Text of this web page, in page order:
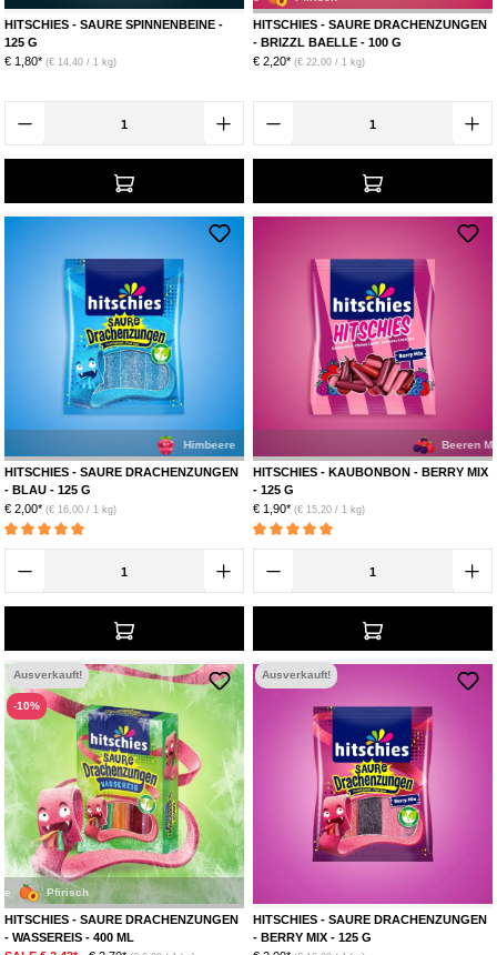
HITSCHIES - SAURE SPINNENBEINE -
125 G
€ 1,80* (€ 14,40 / 1 kg)
HITSCHIES - SAURE DRACHENZUNGEN
- BRIZZL BAELLE - 100 G
€ 2,20* (€ 22,00 / 1 kg)
HITSCHIES - SAURE DRACHENZUNGEN
- BLAU - 125 G
€ 2,00* (€ 16,00 / 1 kg)
Durchschnittliche Bewertung von 5 von 5 Sternen
HITSCHIES - KAUBONBON - BERRY MIX
- 125 G
€ 1,90* (€ 15,20 / 1 kg)
Durchschnittliche Bewertung von 5 von 5
Ausverkauft!
-10%
HITSCHIES - SAURE DRACHENZUNGEN
- WASSEREIS - 400 ML
Ausverkauft!
HITSCHIES - SAURE DRACHENZUNGEN
- BERRY MIX - 125 G